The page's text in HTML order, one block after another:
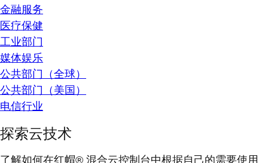
金融服务
医疗保健
工业部门
媒体娱乐
公共部门（全球）
公共部门（美国）
电信行业
探索云技术
了解如何在红帽® 混合云控制台中根据自己的需要使用